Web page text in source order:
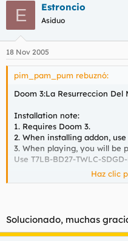
E Estroncio
Asiduo
18 Nov 2005
pim_pam_pum rebuznó:
Doom 3:La Resurreccion Del
Installation note:
1. Requires Doom 3.
2. When installing addon, use
3. When playing, you will be
Use T7LB-BD27-TWLC-
Haz clic
Solucionado, muchas